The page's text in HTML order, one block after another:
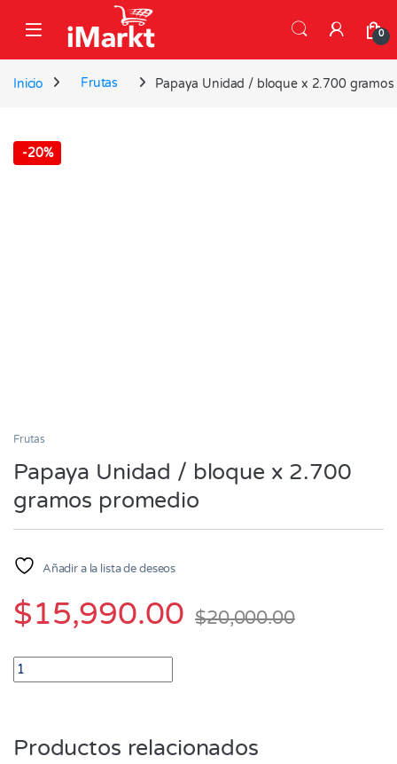
0
Inicio Frutas Papaya Unidad / bloque x 2.700
-20%
Frutas
Papaya Unidad / bloque x 2.700
gramos promedio
Añadir a la lista de deseos
$15,990.00 $20,000.00
Papaya Unidad / bloque x 2.700 gramos promedio quantity
Productos relacionados